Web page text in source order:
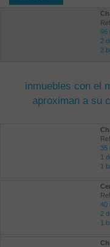
96
2
2
inmuebles con el
aproximan a su
35
1
1
40
2
1